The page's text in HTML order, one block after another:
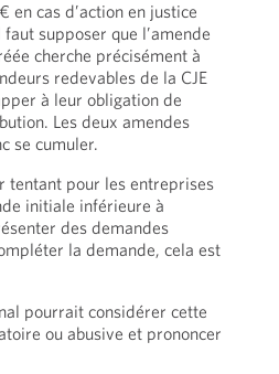
cas d’action en justice
supposer que l’amende
cherche précisément à
redevables de la CJE
à leur obligation de
Les deux amendes
se cumuler.
tentant pour les entreprises
initiale inférieure à
des demandes
la demande, cela est
pourrait considérer cette
ou abusive et prononcer